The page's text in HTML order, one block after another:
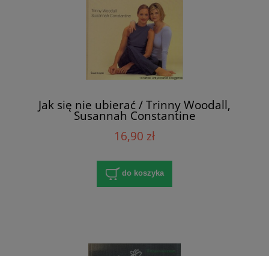
Jak się nie ubierać / Trinny Woodall,
Susannah Constantine
16,90 zł
do koszyka